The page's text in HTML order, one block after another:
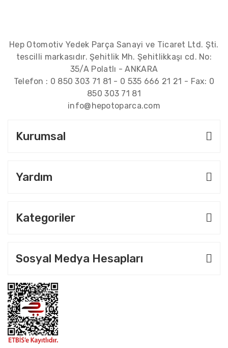
Hep Otomotiv Yedek Parça Sanayi ve Ticaret Ltd. Şti.
tescilli markasıdır. Şehitlik Mh. Şehitlikkaşı cd. No:
35/A Polatlı - ANKARA
Telefon : 0 850 303 71 81 - 0 535 666 21 21 - Fax: 0
850 303 71 81
info@hepotoparca.com
Kurumsal
Yardım
Kategoriler
Sosyal Medya Hesapları